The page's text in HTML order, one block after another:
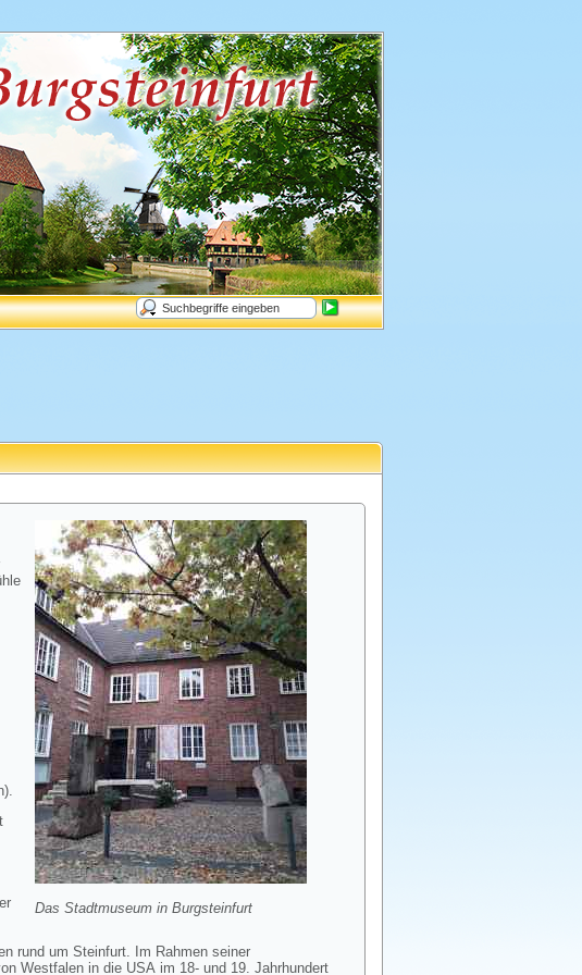
Das Stadtmuseum in Burgsteinfurt
rund um Steinfurt. Im Rahmen seiner
Westfalen in die USA im 18- und 19. Jahrhundert